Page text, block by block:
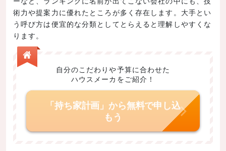
術力や提案力に優れたところが多く存在します。大手とい
う呼び方は便宜的な分類としてとらえると理解しやすくな
ります。
自分のこだわりや予算に合わせた
ハウスメーカをご紹介！
「持ち家計画」から無料で申し込
もう